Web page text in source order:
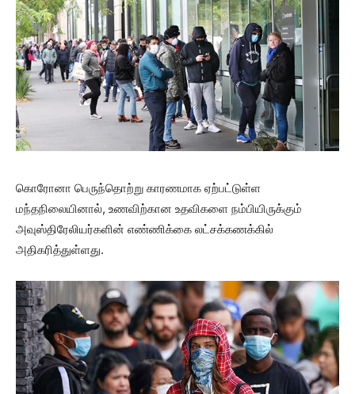
கொரோனா பெருந்தொற்று காரணமாக ஏற்பட்டுள்ள
மந்தநிலையினால், உணவிற்கான உதவிகளை நம்பியிருக்கும்
அவுஸ்திரேலியர்களின் எண்ணிக்கை லட்சக்கணக்கில்
அதிகரித்துள்ளது.